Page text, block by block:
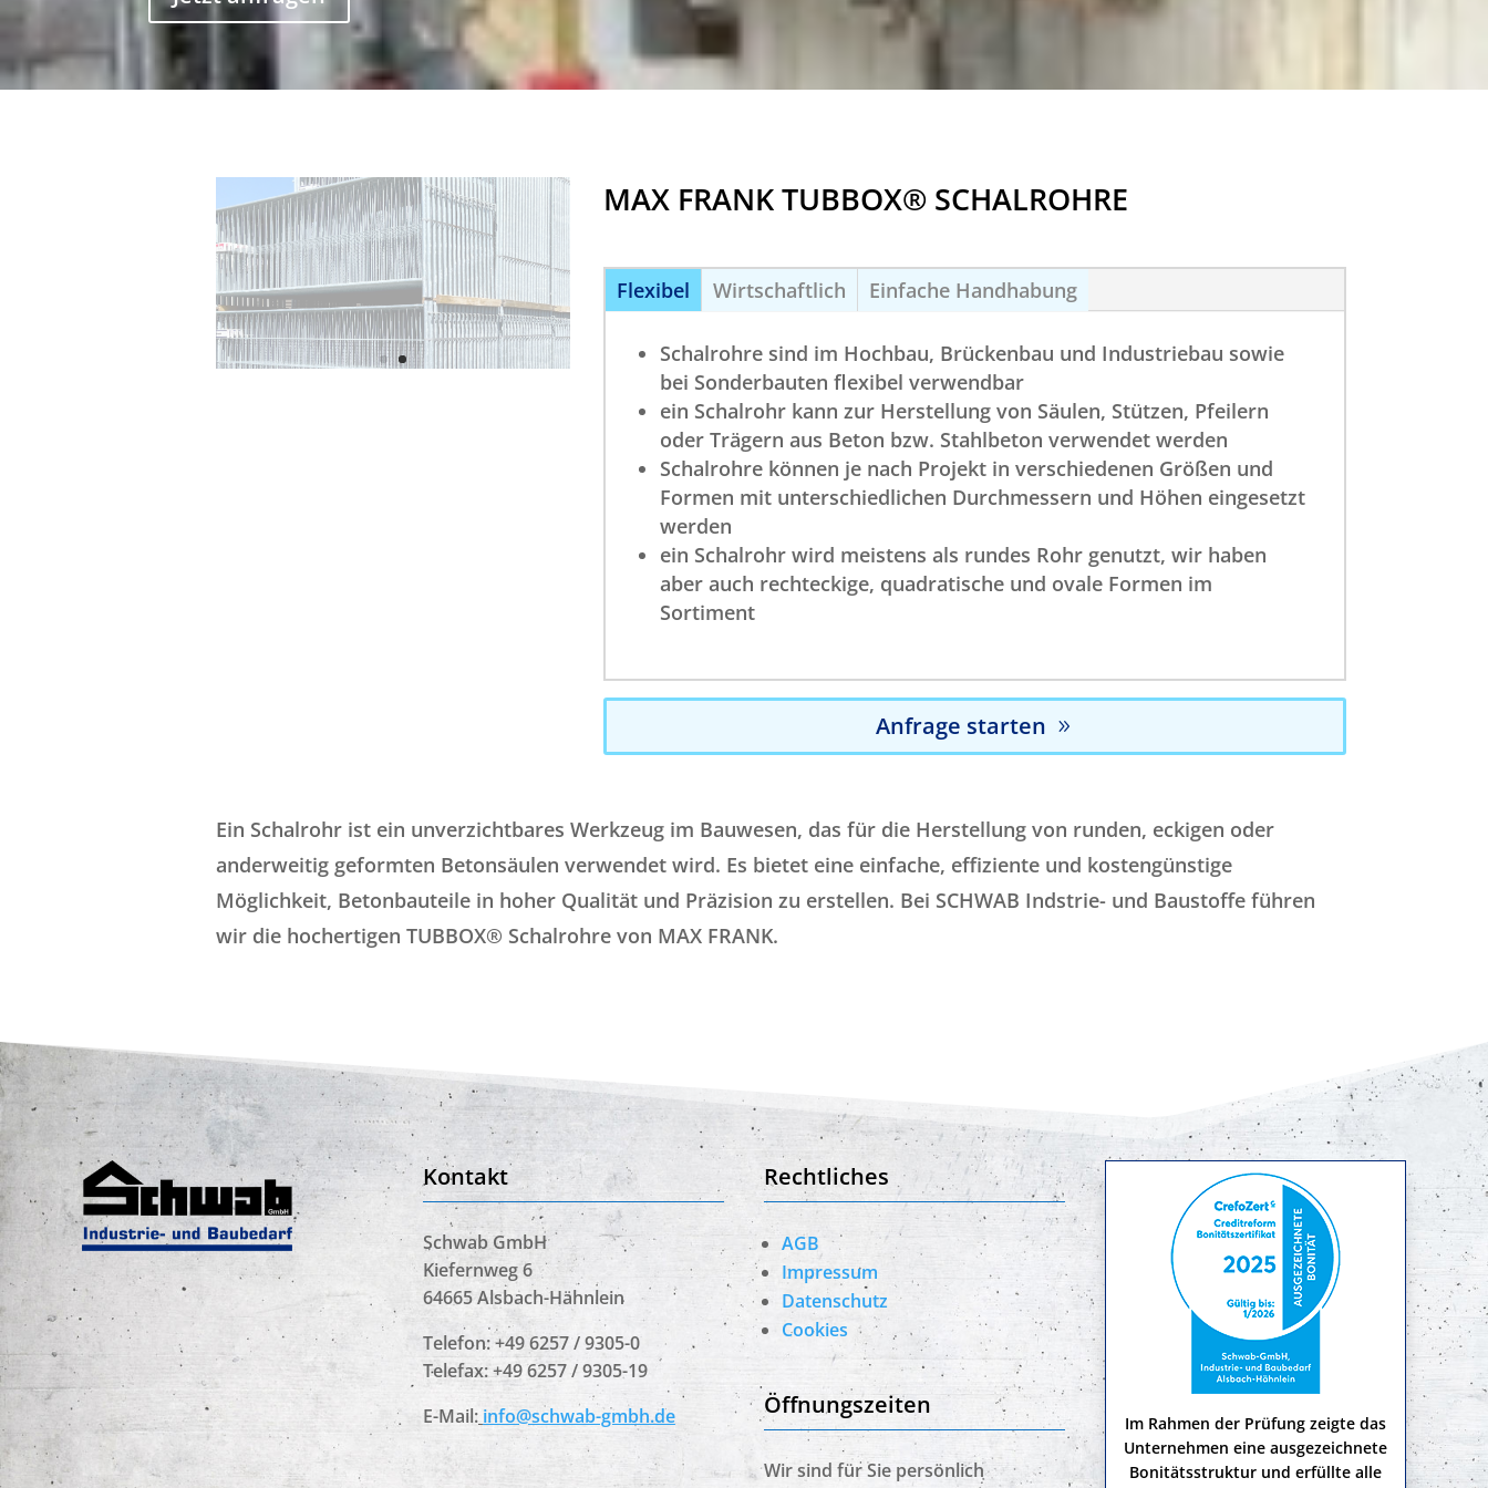
MAX FRANK TUBBOX® SCHALROHRE
Flexibel Wirtschaftlich Einfache Handhabung
Schalrohre sind im Hochbau, Brückenbau und Industriebau sowie
bei Sonderbauten flexibel verwendbar
ein Schalrohr kann zur Herstellung von Säulen, Stützen, Pfeilern
oder Trägern aus Beton bzw. Stahlbeton verwendet werden
Schalrohre können je nach Projekt in verschiedenen Größen und
Formen mit unterschiedlichen Durchmessern und Höhen eingesetzt
werden
ein Schalrohr wird meistens als rundes Rohr genutzt, wir haben
aber auch rechteckige, quadratische und ovale Formen im
Sortiment
Anfrage starten
Ein Schalrohr ist ein unverzichtbares Werkzeug im Bauwesen, das für die Herstellung von runden, eckigen oder
anderweitig geformten Betonsäulen verwendet wird. Es bietet eine einfache, effiziente und kostengünstige
Möglichkeit, Betonbauteile in hoher Qualität und Präzision zu erstellen. Bei SCHWAB Indstrie- und Baustoffe führen
wir die hochertigen TUBBOX® Schalrohre von MAX FRANK.
Kontakt
Schwab GmbH
Kiefernweg 6
64665 Alsbach-Hähnlein
Telefon: +49 6257 / 9305-0
Telefax: +49 6257 / 9305-19
E-Mail: info@schwab-gmbh.de
Rechtliches
AGB
Impressum
Datenschutz
Cookies
Öffnungszeiten
Wir sind für Sie persönlich
Im Rahmen der Prüfung zeigte das
Unternehmen eine ausgezeichnete
Bonitätsstruktur und erfüllte alle